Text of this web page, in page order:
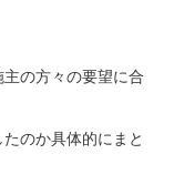
の方々の要望に合
のか具体的にまと